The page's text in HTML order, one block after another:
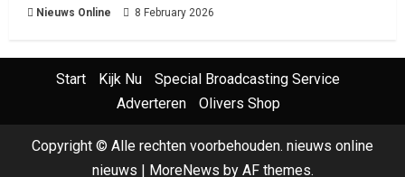
Nieuws Online 8 February 2026
Start Kijk Nu
Special Broadcasting Service
Adverteren
Olivers Shop
Copyright © Alle rechten voorbehouden. nieuws online
nieuws | MoreNews by AF themes.